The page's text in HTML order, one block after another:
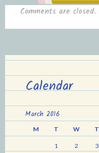
Comments are closed.
Calendar
March 2016
M T W T
1 2 3